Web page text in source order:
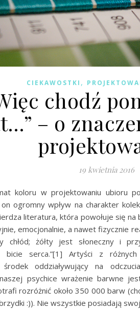
CIEKAWOSTKI ,
chodź
– o
19 kwietnia 2016
koloru w projektowaniu ubioru
ogromny wpływ na charakter
literatura, która powołuje się na
emocjonalnie, a nawet fizycznie
chłód; żółty jest słoneczny i
bicie serca.”[1] Artyści z
oddziaływujący na
psychice wrażenie barwne
rozróżnić około 350 000 barw
:)). Nie wszystkie posiadają